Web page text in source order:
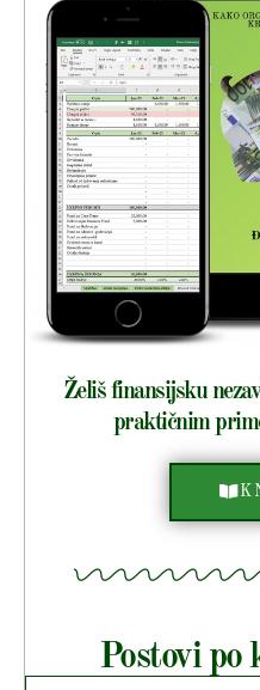
Želiš finansijsku
praktičnim
Postovi po